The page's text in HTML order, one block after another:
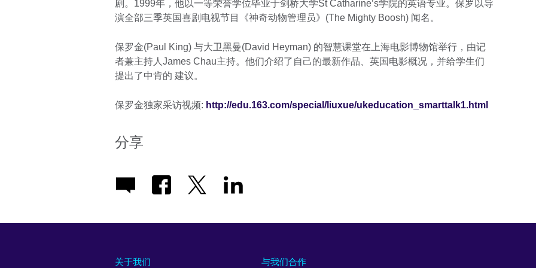
剧。1999年，他以一等荣誉学位毕业于剑桥大学St Catharine’s学院的英语专业。保罗以导
演全部三季英国喜剧电视节目《神奇动物管理员》(The Mighty Boosh) 闻名。
保罗金(Paul King) 与大卫黑曼(David Heyman) 的智慧课堂在上海电影博物馆举行，由记
者兼主持人James Chau主持。他们介绍了自己的最新作品、英国电影概况，并给学生们
提出了中肯的 建议。
保罗金独家采访视频: http://edu.163.com/special/liuxue/ukeducation_smarttalk1.html
分享
关于我们 与我们合作